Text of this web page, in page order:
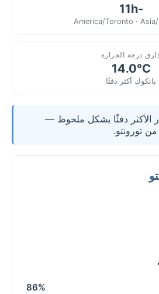
-11h
America/Toronto ·
درجة الحرارة
14.0°C
بانكوك أكثر دفئًا
الأكثر دفئًا بشكل ملحوظ —
86%